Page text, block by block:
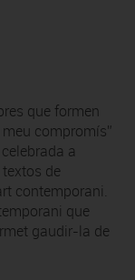
que formen
compromís”
a
de
contemporani.
que
gaudir-la de